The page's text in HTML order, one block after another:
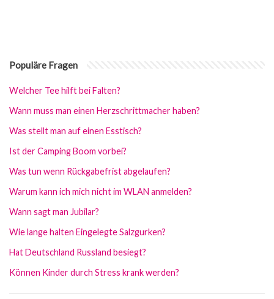
Populäre Fragen
Welcher Tee hilft bei Falten?
Wann muss man einen Herzschrittmacher haben?
Was stellt man auf einen Esstisch?
Ist der Camping Boom vorbei?
Was tun wenn Rückgabefrist abgelaufen?
Warum kann ich mich nicht im WLAN anmelden?
Wann sagt man Jubilar?
Wie lange halten Eingelegte Salzgurken?
Hat Deutschland Russland besiegt?
Können Kinder durch Stress krank werden?